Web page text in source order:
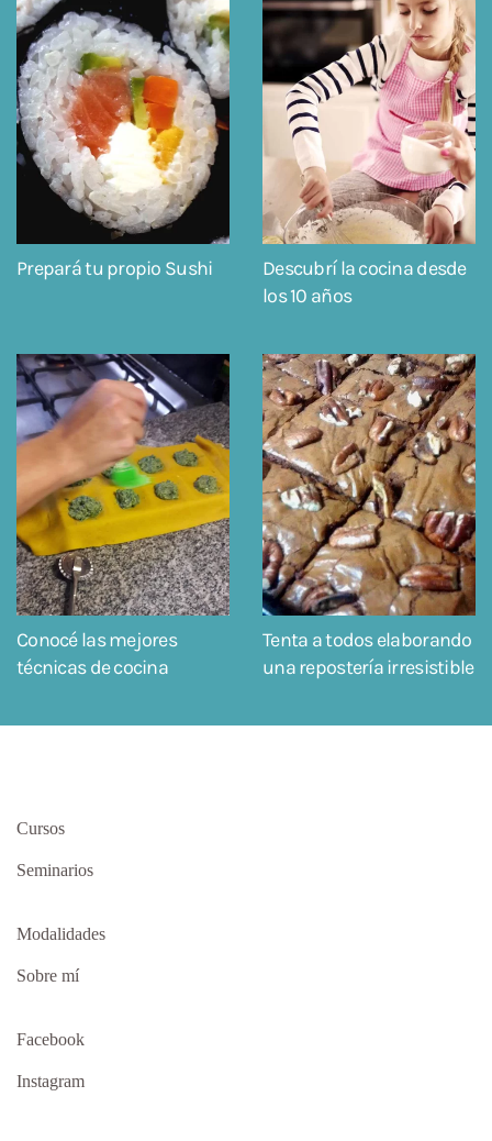
Prepará tu propio Sushi
Descubrí la cocina desde
los 10 años
Conocé las mejores
técnicas de cocina
Tenta a todos elaborando
una repostería irresistible
Cursos
Seminarios
Modalidades
Sobre mí
Facebook
Instagram